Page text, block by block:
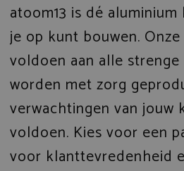
atoom13 is dé
je op kunt bouwen.
voldoen aan alle
worden met zorg
verwachtingen van jouw
voldoen. Kies voor een
voor klanttevredenheid